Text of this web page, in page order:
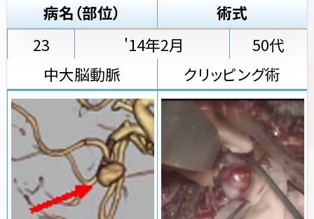
病名（部位）
術式
23
'14年2月
50代
中大脳動脈
クリッピング術